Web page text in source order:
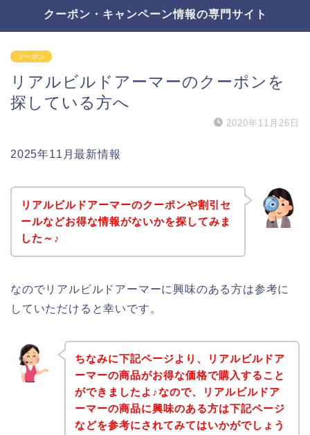
クーポン・キャンペーン情報の専門サイト
クーポン
リアルビルドアーマーのクーポンを
探している方へ
2020年11月26日
2025年11月最新情報
リアルビルドアーマーのクーポンや割引セ
ールなどお得な情報がないかを探してみま
した～♪
なのでリアルビルドアーマーに興味のある方は参考に
していただけると幸いです。
ちなみに下記ページより、リアルビルドア
ーマーの商品がお得な価格で購入すること
ができましたよ♪なので、リアルビルドア
ーマーの商品に興味のある方は下記ページ
などを参考にされてみてはいかがでしょう